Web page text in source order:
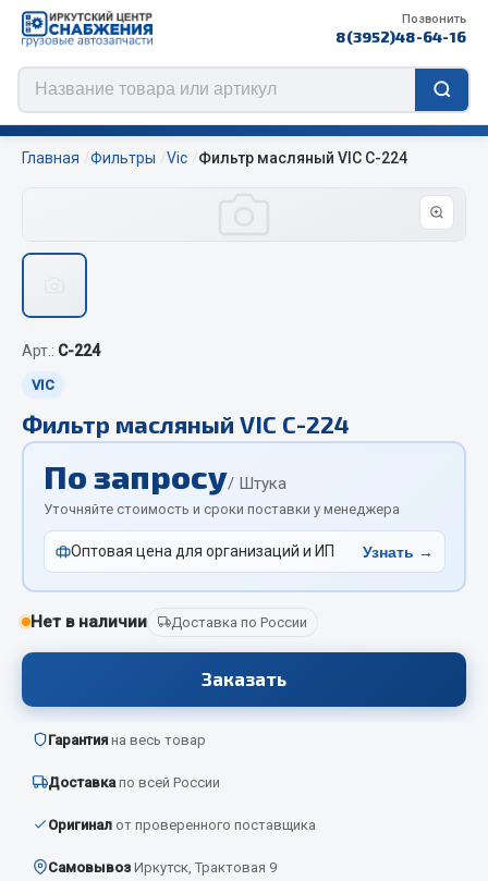
Позвонить
8(3952)48-64-16
ЦЕПИ BOHU (Китай)
Изготовление цепей на колеса BOHU
QITONG
Весь раздел
Отопители салона, подогреватели
Автономные воздушные отопители
Отопители салона
Аксессуары автомобильные
Главная Фильтры Vic Фильтр масляный VIC C-224
Арт.: C-224
VIC
Фильтр масляный VIC C-224
По запросу/ Штука
Уточняйте стоимость и сроки поставки у менеджера
Оптовая цена для организаций и ИП Узнать →
Нет в наличии Доставка по России
Заказать
Гарантия на весь товар
Доставка по всей России
Оригинал от проверенного поставщика
Самовывоз Иркутск, Трактовая 9